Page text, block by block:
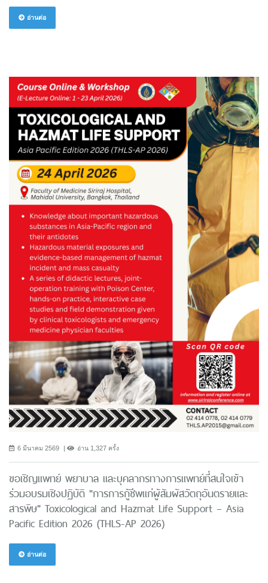
อ่านต่อ
6 มีนาคม 2569 อ่าน 1,327 ครั้ง
ขอเชิญแพทย์ พยาบาล และบุคลากรทางการแพทย์ที่สนใจเข้า
ร่วมอบรมเชิงปฏิบัติ "การการกู้ชีพแก่ผู้สัมผัสวัตถุอันตรายและ
สารพิษ" Toxicological and Hazmat Life Support – Asia
Pacific Edition 2026 (THLS-AP 2026)
อ่านต่อ